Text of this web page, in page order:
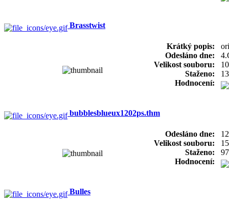
Brasstwist
Krátký popis:
Odesláno dne:
Velikost souboru:
Staženo:
Hodnocení:
bubblesblueux1202ps.thm
Odesláno dne:
Velikost souboru:
Staženo:
Hodnocení:
Bulles